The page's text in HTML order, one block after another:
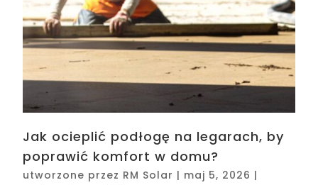
Jak ocieplić podłogę na legarach, by
poprawić komfort w domu?
utworzone przez RM Solar | maj 5, 2026 |